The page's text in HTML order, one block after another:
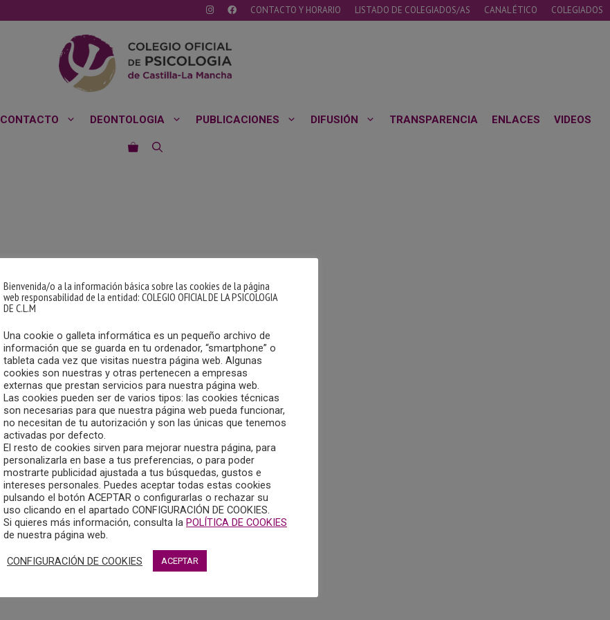
CONTACTO Y HORARIO LISTADO DE COLEGIADOS/AS CANAL ÉTICO COLEGIADOS
CONTACTO DEONTOLOGIA PUBLICACIONES DIFUSIÓN TRANSPARENCIA ENLACES VIDEOS
Bienvenida/o a la información básica sobre las cookies de la página
web responsabilidad de la entidad: COLEGIO OFICIAL DE LA PSICOLOGIA
DE C.L.M
Una cookie o galleta informática es un pequeño archivo de
información que se guarda en tu ordenador, “smartphone” o
tableta cada vez que visitas nuestra página web. Algunas
cookies son nuestras y otras pertenecen a empresas
externas que prestan servicios para nuestra página web.
Las cookies pueden ser de varios tipos: las cookies técnicas
son necesarias para que nuestra página web pueda funcionar,
no necesitan de tu autorización y son las únicas que tenemos
activadas por defecto.
El resto de cookies sirven para mejorar nuestra página, para
personalizarla en base a tus preferencias, o para poder
mostrarte publicidad ajustada a tus búsquedas, gustos e
intereses personales. Puedes aceptar todas estas cookies
pulsando el botón ACEPTAR o configurarlas o rechazar su
uso clicando en el apartado CONFIGURACIÓN DE COOKIES.
Si quieres más información, consulta la POLÍTICA DE COOKIES
de nuestra página web.
CONFIGURACIÓN DE COOKIES ACEPTAR